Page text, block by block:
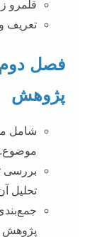
قلمرو
تعریف
فصل
پژوهش
شامل
موضوع.
بررسی
تحلیل
پژوهش